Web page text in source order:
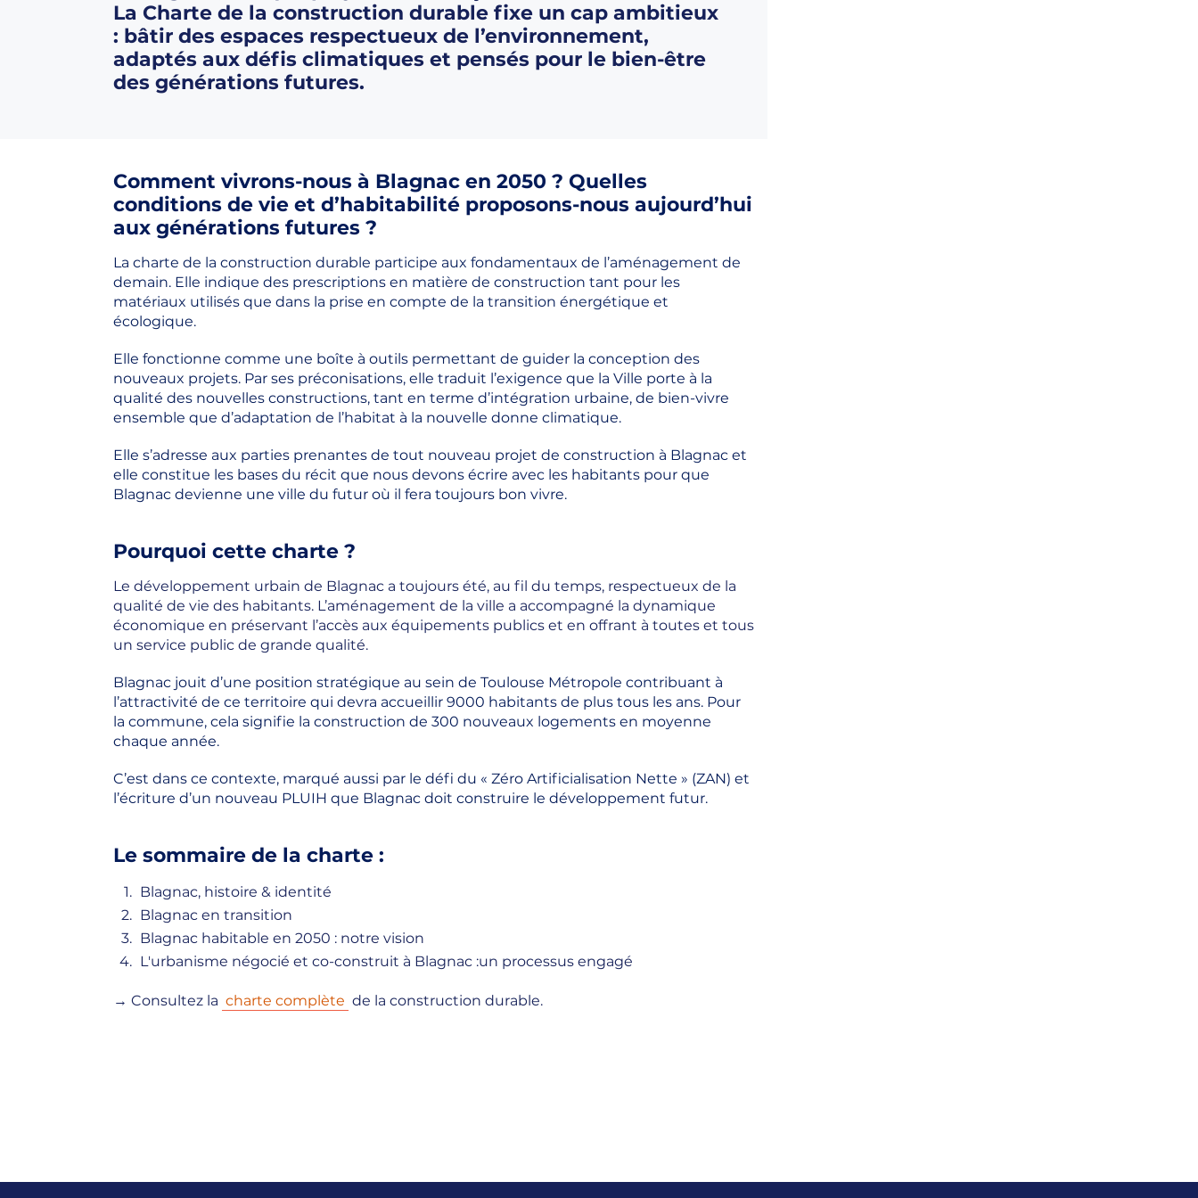
La Charte de la construction durable fixe un cap ambitieux
: bâtir des espaces respectueux de l’environnement,
adaptés aux défis climatiques et pensés pour le bien-être
des générations futures.
Comment vivrons-nous à Blagnac en 2050 ? Quelles
conditions de vie et d’habitabilité proposons-nous aujourd’hui
aux générations futures ?
La charte de la construction durable participe aux fondamentaux de l’aménagement de
demain. Elle indique des prescriptions en matière de construction tant pour les
matériaux utilisés que dans la prise en compte de la transition énergétique et
écologique.
Elle fonctionne comme une boîte à outils permettant de guider la conception des
nouveaux projets. Par ses préconisations, elle traduit l’exigence que la Ville porte à la
qualité des nouvelles constructions, tant en terme d’intégration urbaine, de bien-vivre
ensemble que d’adaptation de l’habitat à la nouvelle donne climatique.
Elle s’adresse aux parties prenantes de tout nouveau projet de construction à Blagnac et
elle constitue les bases du récit que nous devons écrire avec les habitants pour que
Blagnac devienne une ville du futur où il fera toujours bon vivre.
Pourquoi cette charte ?
Le développement urbain de Blagnac a toujours été, au fil du temps, respectueux de la
qualité de vie des habitants. L’aménagement de la ville a accompagné la dynamique
économique en préservant l’accès aux équipements publics et en offrant à toutes et tous
un service public de grande qualité.
Blagnac jouit d’une position stratégique au sein de Toulouse Métropole contribuant à
l’attractivité de ce territoire qui devra accueillir 9000 habitants de plus tous les ans. Pour
la commune, cela signifie la construction de 300 nouveaux logements en moyenne
chaque année.
C’est dans ce contexte, marqué aussi par le défi du « Zéro Artificialisation Nette » (ZAN) et
l’écriture d’un nouveau PLUIH que Blagnac doit construire le développement futur.
Le sommaire de la charte :
Blagnac, histoire & identité
Blagnac en transition
Blagnac habitable en 2050 : notre vision
L'urbanisme négocié et co-construit à Blagnac :un processus engagé
→ Consultez la charte complète de la construction durable.